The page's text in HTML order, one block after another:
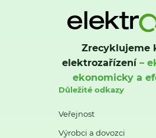
Zrecyklujeme
elektrozařízení–
ekonomicky a
Důležité odkazy
Veřejnost
Výrobci a dovozci